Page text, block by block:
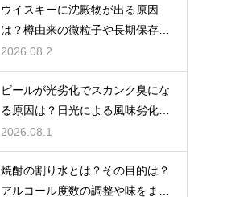
ウイスキーに沈殿物が出る原因
は？樽由来の微粒子や長期保存で
成分が析出するため
2026.08.2
ビールが光劣化でスカンク臭にな
る原因は？日光による風味劣化を
解説
2026.08.1
焼酎の割り水とは？その目的は？
アルコール度数の調整や味をまろ